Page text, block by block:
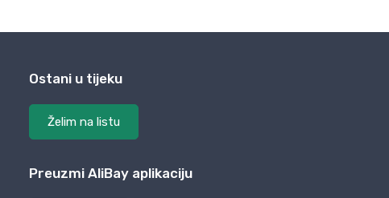
Ostani u tijeku
Želim na listu
Preuzmi AliBay aplikaciju